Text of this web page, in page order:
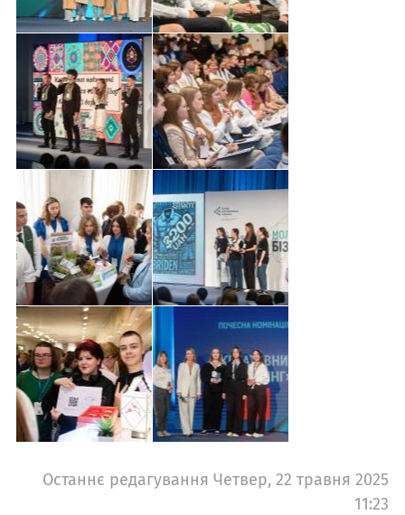
Останнє редагування Четвер, 22 травня 2025
11:23